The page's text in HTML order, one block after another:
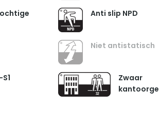
Anti slip NPD
Niet antistatisch
Zwaar